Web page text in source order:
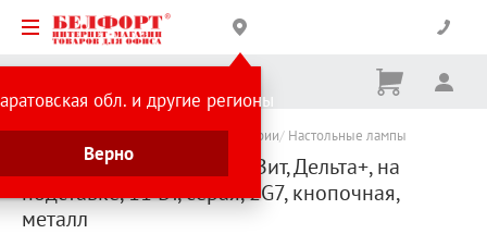
обл. и другие регионы
Верно
Корзина
Ничего
Каталог товаров Товары для бухгалтерии Настольные лампы
Настольная лампа ТрансВит, Дельта+, на
подставке, 11 Вт, серая, 2G7, кнопочная,
металл